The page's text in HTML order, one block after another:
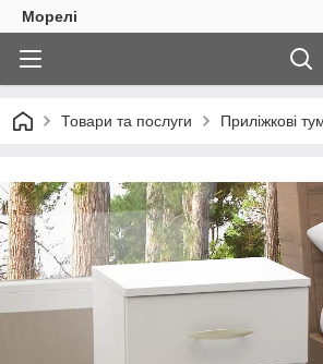
Морелі
Товари та послуги Приліжкові